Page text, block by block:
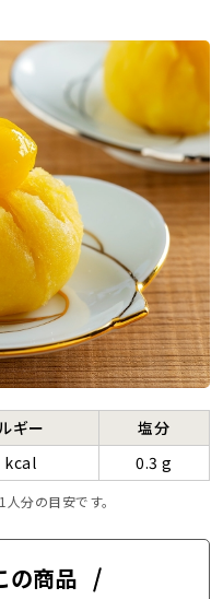
イトマップ
タログ請求
わせ・ご注文
0306
日・祝日除く）
ギー
塩分
kcal 0.3 g
分の目安です。
の商品